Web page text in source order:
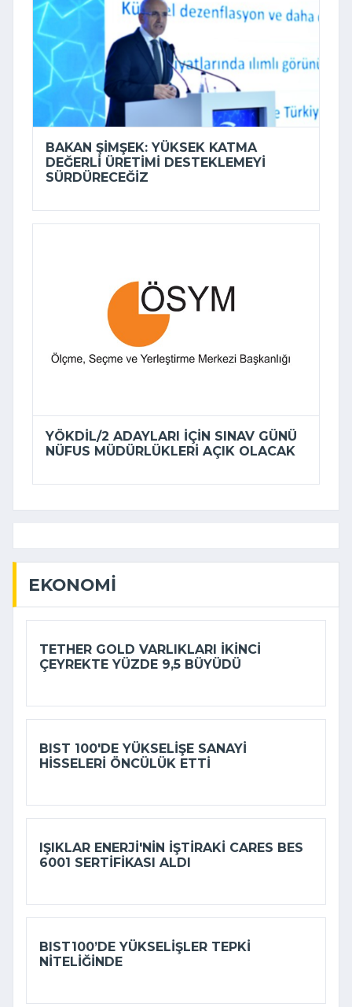
BAKAN ŞIMŞEK: YÜKSEK KATMA
DEĞERLI ÜRETIMI DESTEKLEMEYI
SÜRDÜRECEĞIZ
YÖKDİL/2 ADAYLARI IÇIN SINAV GÜNÜ
NÜFUS MÜDÜRLÜKLERI AÇIK OLACAK
EKONOMI
TETHER GOLD VARLIKLARI IKINCI
ÇEYREKTE YÜZDE 9,5 BÜYÜDÜ
BIST 100'DE YÜKSELIŞE SANAYI
HISSELERI ÖNCÜLÜK ETTI
IŞIKLAR ENERJI'NIN IŞTIRAKI CARES BES
6001 SERTIFIKASI ALDI
BIST100’DE YÜKSELIŞLER TEPKI
NITELIĞINDE